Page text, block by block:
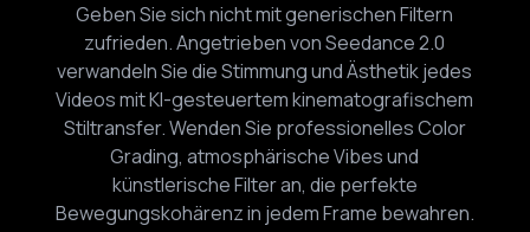
Geben Sie sich nicht mit generischen Filtern
zufrieden. Angetrieben von Seedance 2.0
verwandeln Sie die Stimmung und Ästhetik jedes
Videos mit KI-gesteuertem kinematografischem
Stiltransfer. Wenden Sie professionelles Color
Grading, atmosphärische Vibes und
künstlerische Filter an, die perfekte
Bewegungskohärenz in jedem Frame bewahren.